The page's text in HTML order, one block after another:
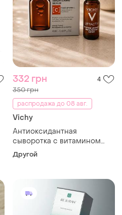
332 грн 4
350 грн
распродажа до 08 авг.
Vichy
Антиоксидантная
сыворотка с витамином
с16% vichy liftactiv 16% pure
vitamin c serum
Другой